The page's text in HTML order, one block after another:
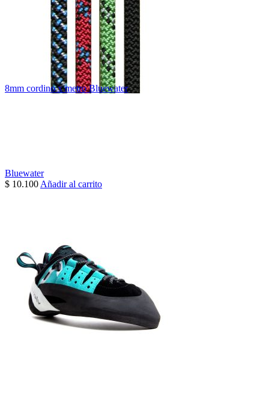
8mm cordino x metro Bluewater
Bluewater
$ 10.100 Añadir al carrito